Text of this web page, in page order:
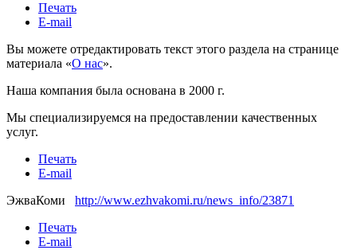
Печать
E-mail
Вы можете отредактировать текст этого раздела на странице
материала «О нас».
Наша компания была основана в 2000 г.
Мы специализируемся на предоставлении качественных
услуг.
Печать
E-mail
ЭжваКоми http://www.ezhvakomi.ru/news_info/23871
Печать
E-mail